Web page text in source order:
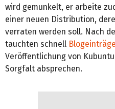
wird gemunkelt, er arbeite
einer neuen Distribution,
verraten werden soll. Nach
tauchten schnell Blogeinträge
Veröffentlichung von
Sorgfalt absprechen.